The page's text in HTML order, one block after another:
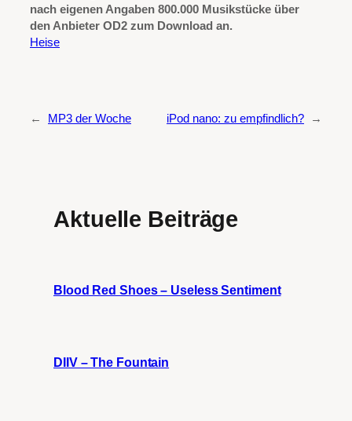
nach eigenen Angaben 800.000 Musikstücke über
den Anbieter OD2 zum Download an.
Heise
← MP3 der Woche iPod nano: zu empfindlich? →
Aktuelle Beiträge
Blood Red Shoes – Useless Sentiment
DIIV – The Fountain